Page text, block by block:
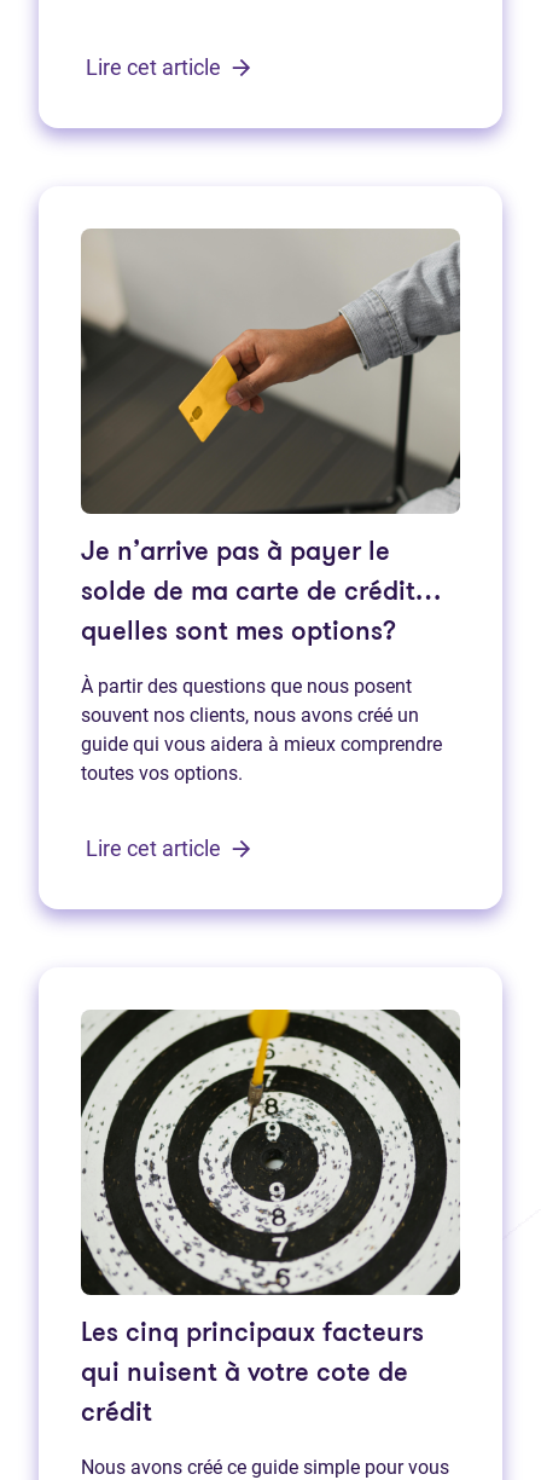
Lire cet article
Je n’arrive pas à payer le
solde de ma carte de crédit…
quelles sont mes options?
À partir des questions que nous posent
souvent nos clients, nous avons créé un
guide qui vous aidera à mieux comprendre
toutes vos options.
Lire cet article
Les cinq principaux facteurs
qui nuisent à votre cote de
crédit
Nous avons créé ce guide simple pour vous